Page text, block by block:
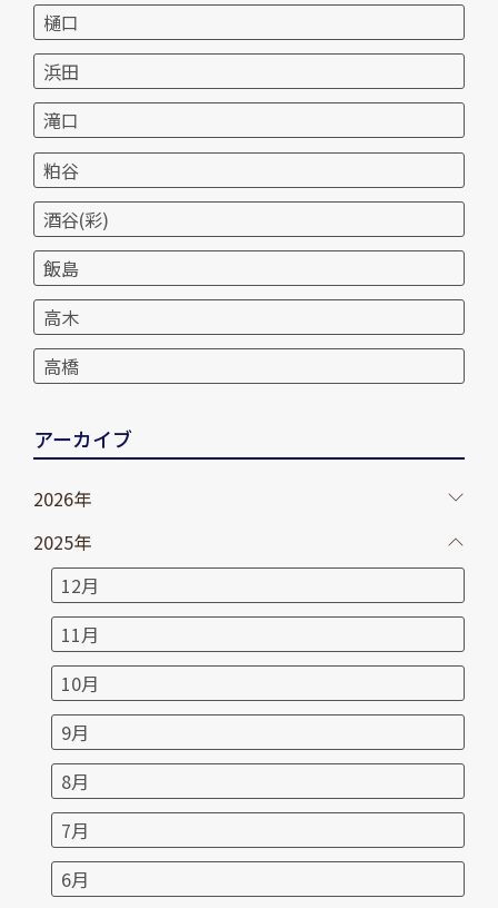
樋口
浜田
滝口
粕谷
酒谷(彩)
飯島
高木
高橋
アーカイブ
2026年
2025年
12月
11月
10月
9月
8月
7月
6月